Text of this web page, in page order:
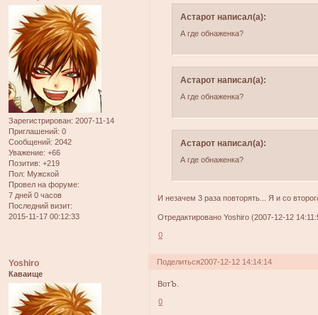
Зарегистрирован: 2007-11-14
Приглашений: 0
Сообщений: 2042
Уважение: +66
Позитив: +219
Пол: Мужской
Провел на форуме:
7 дней 0 часов
Последний визит:
2015-11-17 00:12:33
Астарот написал(а):
А где обнаженка?
Астарот написал(а):
А где обнаженка?
Астарот написал(а):
А где обнаженка?
И незачем 3 раза повторять... Я и со
Отредактировано Yoshiro (2007-12-12
0
Поделиться2007-12-12 14:14:14
Yoshiro
Каваище
ВотЪ.
0